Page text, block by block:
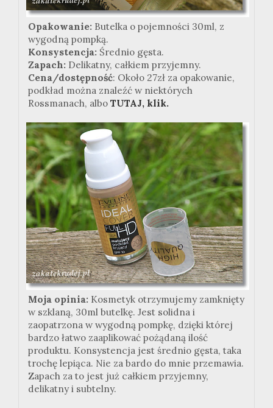
Opakowanie: Butelka o pojemności 30ml, z
wygodną pompką.
Konsystencja: Średnio gęsta.
Zapach: Delikatny, całkiem przyjemny.
Cena/dostępność: Około 27zł za opakowanie,
podkład można znaleźć w niektórych
Rossmanach, albo TUTAJ, klik.
Moja opinia: Kosmetyk otrzymujemy zamknięty
w szklaną, 30ml butelkę. Jest solidna i
zaopatrzona w wygodną pompkę, dzięki której
bardzo łatwo zaaplikować pożądaną ilość
produktu. Konsystencja jest średnio gęsta, taka
trochę lepiąca. Nie za bardo do mnie przemawia.
Zapach za to jest już całkiem przyjemny,
delikatny i subtelny.